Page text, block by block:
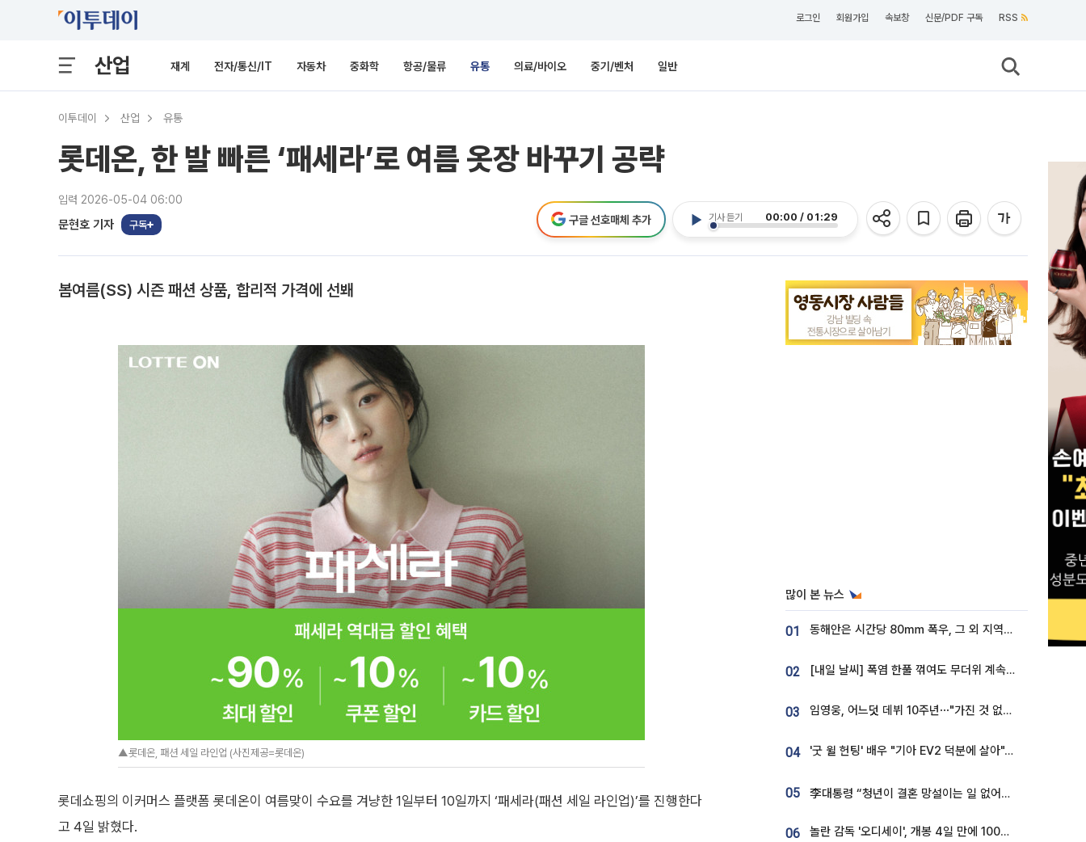
로그인 회원가입 속보창 신문/PDF 구독 RSS
산업 재계 전자/통신/IT 자동차 중화학 항공/물류 유통 의료/바이오 중기/벤처 일반
이투데이 산업 유통
롯데온, 한 발 빠른 ‘패세라’로 여름 옷장 바꾸기 공략
입력 2026-05-04 06:00
문현호 기자 구독
기사 듣기 00:00 / 01:29
구글 선호매체 추가
봄여름(SS) 시즌 패션 상품, 합리적 가격에 선봬
▲롯데온, 패션 세일 라인업 (사진제공=롯데온)
롯데쇼핑의 이커머스 플랫폼 롯데온이 여름맞이 수요를 겨냥한 1일부터 10일까지 ‘패세라(패션 세일 라인업)’를 진행한다
고 4일 밝혔다.
많이 본 뉴스
01 동해안은 시간당 80㎜ 폭우, 그 외 지역은 폭염…‘극과 극 날씨’
02 [내일 날씨] 폭염 한풀 꺾여도 무더위 계속⋯동해안 이틀 연속 비
03 임영웅, 어느덧 데뷔 10주년⋯"가진 것 없던 시절, 내 앞엔 20명의 팬뿐"
04 '굿 윌 헌팅' 배우 "기아 EV2 덕분에 살아"…교통사고 후 안전성 극찬
05 李대통령 “청년이 결혼 망설이는 일 없어야...제도상 불이익 조사”
06 놀란 감독 '오디세이', 개봉 4일 만에 100만 돌파⋯'왕사남' 보다 빠르다